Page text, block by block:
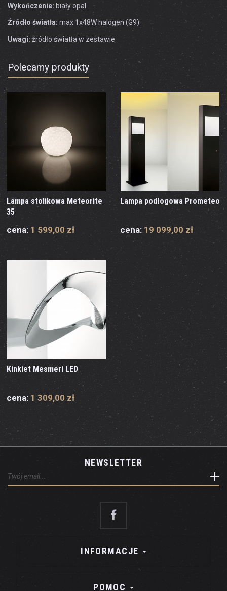
Wykończenie: biały opal
Źródło światła: max 1x48W halogen (G9)
Uwagi:źródło światła w zestawie
Polecamy produkty
Lampa stolikowa Meteorite
35
cena: 1 599,00 zł
Lampa podłogowa Prometeo
cena: 19 099,00 zł
Kinkiet Mesmeri LED
cena: 1 309,00 zł
NEWSLETTER
INFORMACJE
POMOC